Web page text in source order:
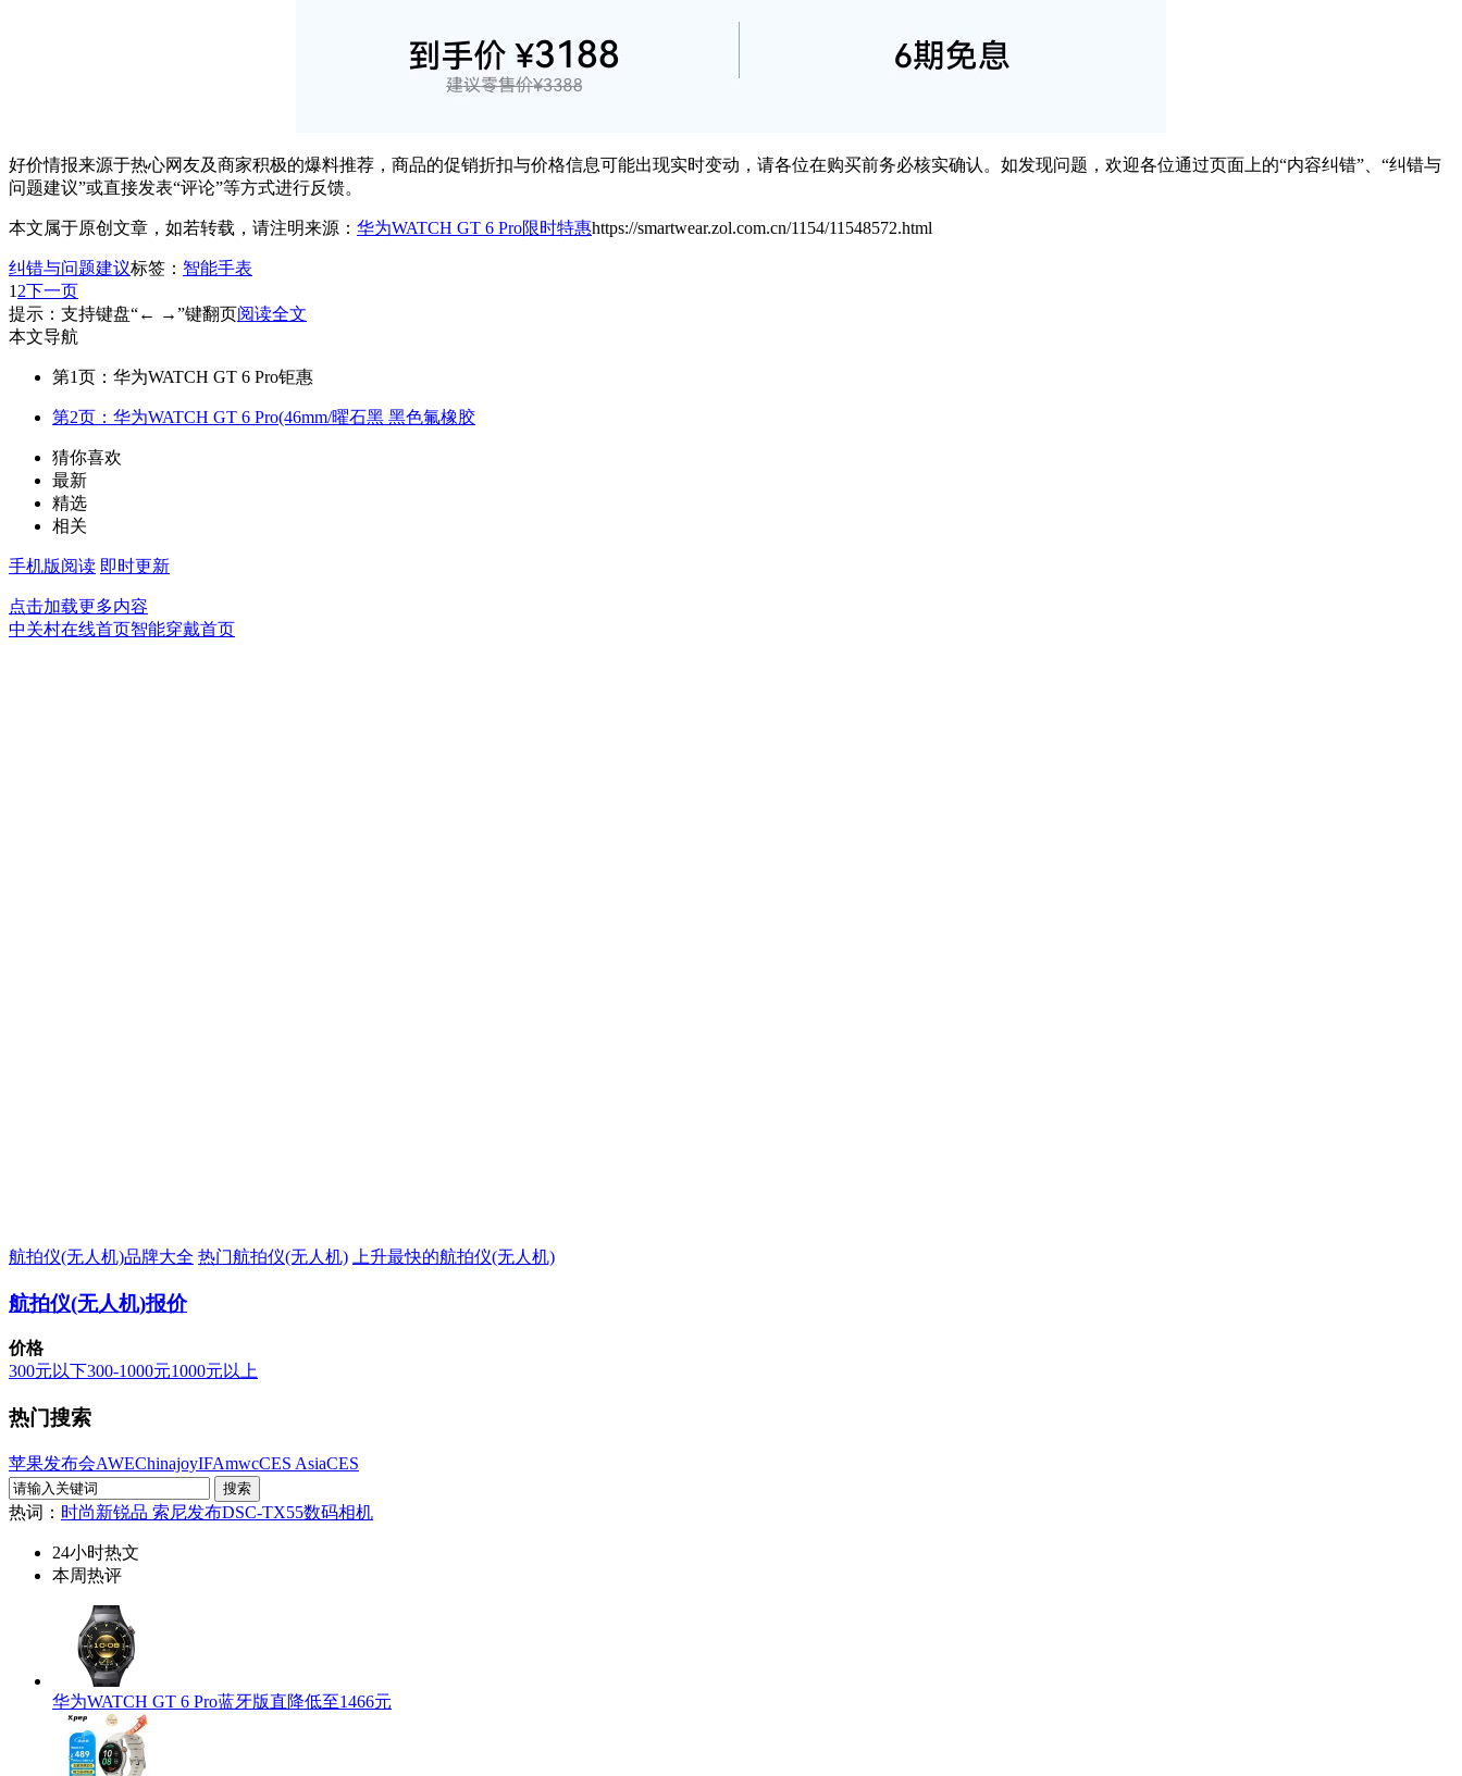
好价情报来源于热心网友及商家积极的爆料推荐，商品的促销折扣与价格信息可能出现实时变动，请各位在购买前务必核实确认。如发现问题，欢迎各位通过页面上的“内容纠错”、“纠错与
问题建议”或直接发表“评论”等方式进行反馈。
本文属于原创文章，如若转载，请注明来源： 华为WATCH GT 6 Pro限时特惠https://smartwear.zol.com.cn/1154/11548572.html
纠错与问题建议标签： 智能手表
1 2下一页
提示：支持键盘“← →”键翻页阅读全文
本文导航
第1页：华为WATCH GT 6 Pro钜惠
第2页：华为WATCH GT 6 Pro(46mm/曜石黑 黑色氟橡胶
猜你喜欢
最新
精选
相关
手机版阅读 即时更新
点击加载更多内容
中关村在线首页智能穿戴首页
航拍仪(无人机)品牌大全 热门航拍仪(无人机) 上升最快的航拍仪(无人机)
航拍仪(无人机)报价
价格
300元以下300-1000元1000元以上
热门搜索
苹果发布会AWEChinajoyIFAmwcCES AsiaCES
热词： 时尚新锐品 索尼发布DSC-TX55数码相机
24小时热文
本周热评
华为WATCH GT 6 Pro蓝牙版直降低至1466元